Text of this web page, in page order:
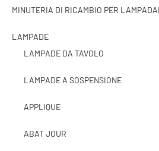
MINUTERIA DI RICAMBIO PER
LAMPADE
LAMPADE DA TAVOLO
LAMPADE A SOSPENSIONE
APPLIQUE
ABAT JOUR